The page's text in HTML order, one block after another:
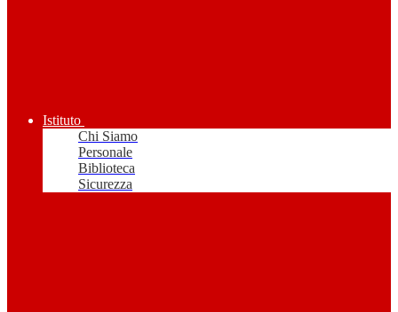
Istituto
Chi Siamo
Personale
Biblioteca
Sicurezza